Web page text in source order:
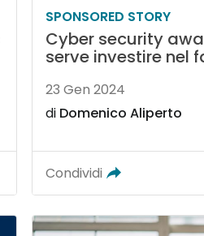
SPONSORED STORY
Cyber security
serve investire nel
23 Gen 2024
di Domenico Aliperto
Condividi